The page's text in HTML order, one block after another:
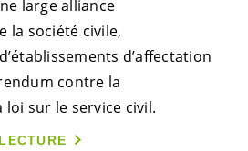
large alliance
la société civile,
d’affectation
contre la
sur le service civil.